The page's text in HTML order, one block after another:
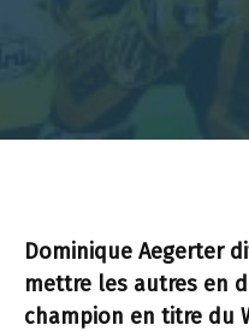
Dominique Aegerter
mettre les autres en
champion en titre du